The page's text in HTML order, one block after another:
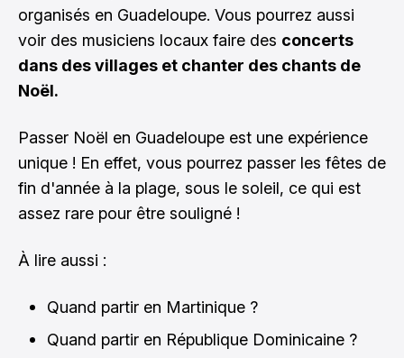
organisés en Guadeloupe. Vous pourrez aussi
voir des musiciens locaux faire des concerts
dans des villages et chanter des chants de
Noël.
Passer Noël en Guadeloupe est une expérience
unique ! En effet, vous pourrez passer les fêtes de
fin d'année à la plage, sous le soleil, ce qui est
assez rare pour être souligné !
À lire aussi :
Quand partir en Martinique ?
Quand partir en République Dominicaine ?